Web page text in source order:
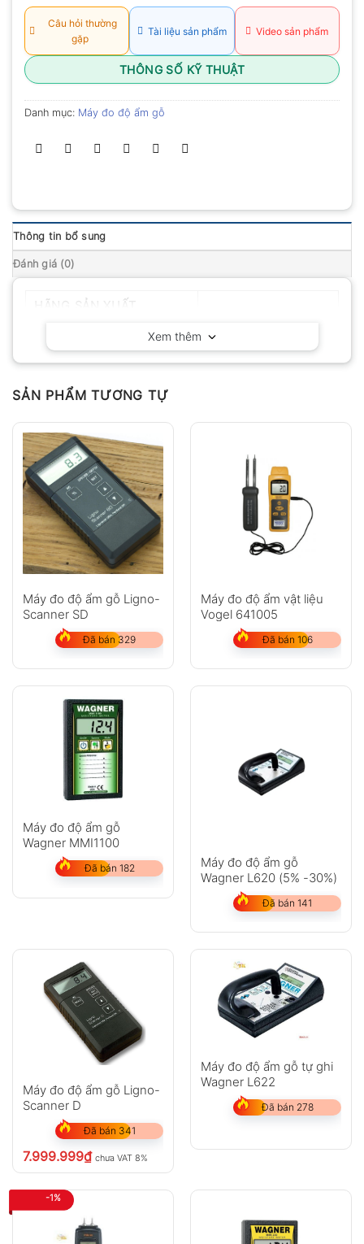
Câu hỏi thường
gặp
Tài liệu sản phẩm Video sản phẩm
THÔNG SỐ KỸ THUẬT
Danh mục: Máy đo độ ẩm gỗ
Thông tin bổ sung
Đánh giá (0)
Xem thêm
SẢN PHẨM TƯƠNG TỰ
Máy đo độ ẩm gỗ Ligno-
Scanner SD
Đã bán 329
Máy đo độ ẩm vật liệu
Vogel 641005
Đã bán 106
Máy đo độ ẩm gỗ
Wagner MMI1100
Đã bán 182
Máy đo độ ẩm gỗ
Wagner L620 (5% -30%)
Đã bán 141
Máy đo độ ẩm gỗ Ligno-
Scanner D
Đã bán 341
7.999.999₫ chưa VAT 8%
Máy đo độ ẩm gỗ tự ghi
Wagner L622
Đã bán 278
-1%